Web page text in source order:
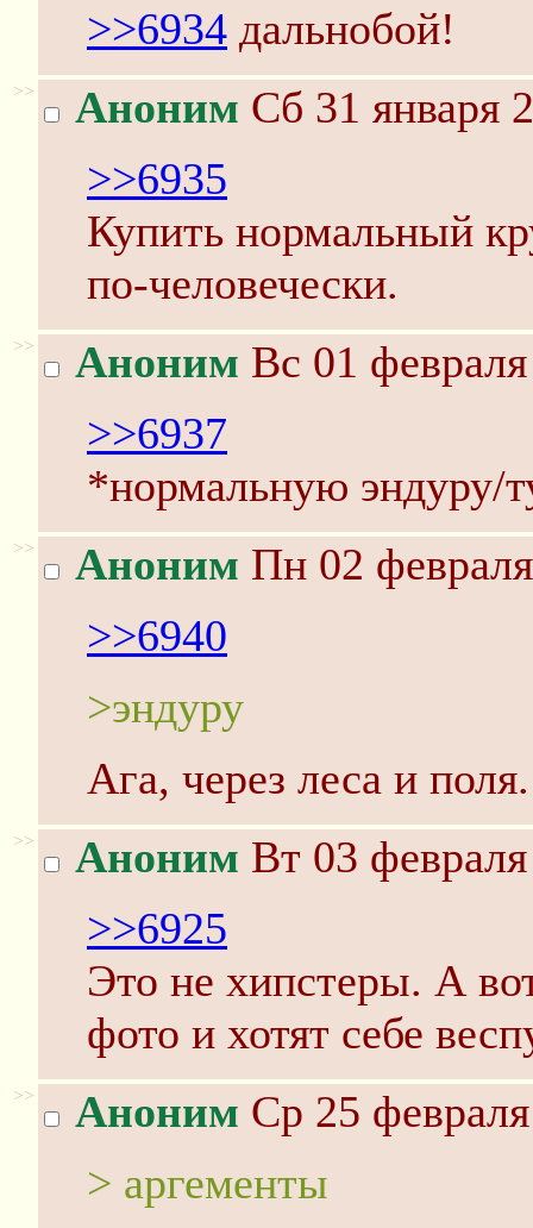
>>6934 дальнобой!
>> Аноним Сб 31 января
>>6935
Купить нормальный
по-человечески.
>> Аноним Вс 01
>>6937
*нормальную эндуру/
>> Аноним Пн 02
>>6940
>эндуру
Ага, через леса и поля.
>> Аноним Вт 03
>>6925
Это не хипстеры. А
фото и хотят себе
>> Аноним Ср 25
> аргементы